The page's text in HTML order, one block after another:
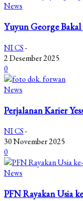
News
Yuyun George
NI CS-
2 Desember 2025
0
News
Perjalanan Karier
NI CS-
30 November 2025
0
News
PFN Rayakan Usia